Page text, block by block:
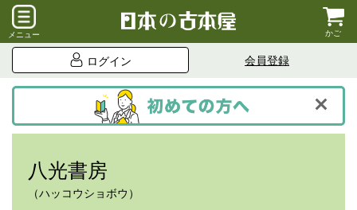
メニュー かご
ログイン 会員登録
八光書房
（ハッコウショボウ）